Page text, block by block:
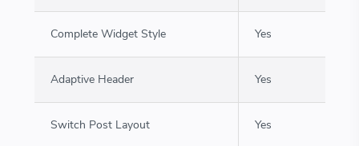
Complete Widget Style Yes
Adaptive Header Yes
Switch Post Layout Yes